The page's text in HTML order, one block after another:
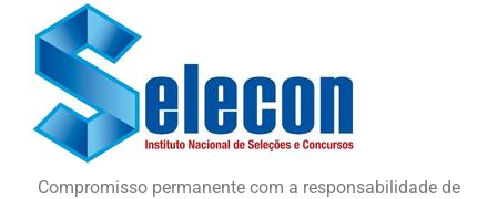
Compromisso permanente com a responsabilidade de